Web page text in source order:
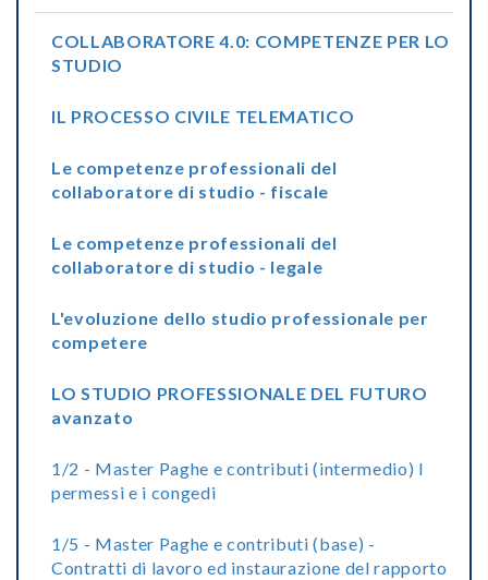
COLLABORATORE 4.0: COMPETENZE PER LO
STUDIO
IL PROCESSO CIVILE TELEMATICO
Le competenze professionali del
collaboratore di studio - fiscale
Le competenze professionali del
collaboratore di studio - legale
L'evoluzione dello studio professionale per
competere
LO STUDIO PROFESSIONALE DEL FUTURO
avanzato
1/2 - Master Paghe e contributi (intermedio) I
permessi e i congedi
1/5 - Master Paghe e contributi (base) -
Contratti di lavoro ed instaurazione del rapporto